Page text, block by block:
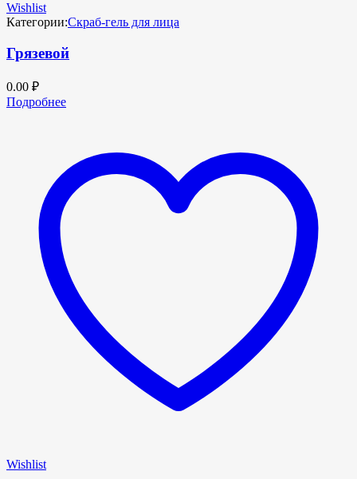
Wishlist
Категории:Скраб-гель для лица
Грязевой
0.00 ₽
Подробнее
Wishlist